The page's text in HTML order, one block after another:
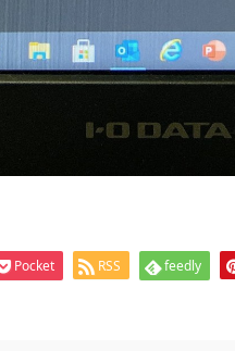
Pocket RSS feedly